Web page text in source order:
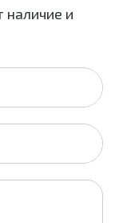
и